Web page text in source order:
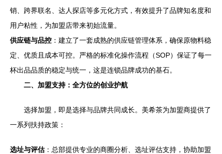
销、跨界联名、达人探店等多元化方式，有效提升了品牌知名度和
用户粘性，为加盟店带来初始流量。
供应链与品控 ：建立了一套成熟的供应链管理体系，确保原物料稳
定、优质且成本可控。严格的标准化操作流程（SOP）保证了每一
杯出品品质的稳定与统一，这是连锁品牌成功的基石。
二、加盟支持：全方位的创业护航
选择加盟，即是选择与品牌共同成长。美希茶为加盟商提供了
一系列扶持政策：
选址与评估：总部提供专业的商圈分析、选址评估支持，协助加盟